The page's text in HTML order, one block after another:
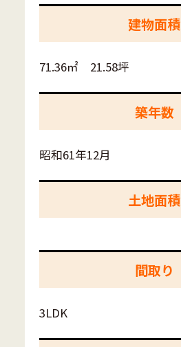
建物面積
71.36㎡ 21.58坪
築年数
昭和61年12月
土地面積
間取り
3LDK